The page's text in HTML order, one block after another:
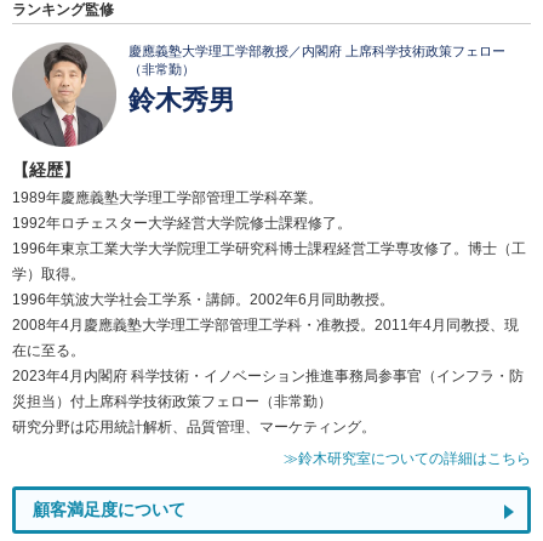
ランキング監修
慶應義塾大学理工学部教授／内閣府 上席科学技術政策フェロー
（非常勤）
鈴木秀男
【経歴】
1989年慶應義塾大学理工学部管理工学科卒業。
1992年ロチェスター大学経営大学院修士課程修了。
1996年東京工業大学大学院理工学研究科博士課程経営工学専攻修了。博士（工
学）取得。
1996年筑波大学社会工学系・講師。2002年6月同助教授。
2008年4月慶應義塾大学理工学部管理工学科・准教授。2011年4月同教授、現
在に至る。
2023年4月内閣府 科学技術・イノベーション推進事務局参事官（インフラ・防
災担当）付上席科学技術政策フェロー（非常勤）
研究分野は応用統計解析、品質管理、マーケティング。
≫鈴木研究室についての詳細はこちら
顧客満足度について